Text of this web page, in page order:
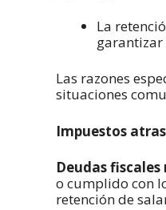
La
garantizar
Las razones
situaciones
Impuestos
Deudas
o cumplido con
retención de